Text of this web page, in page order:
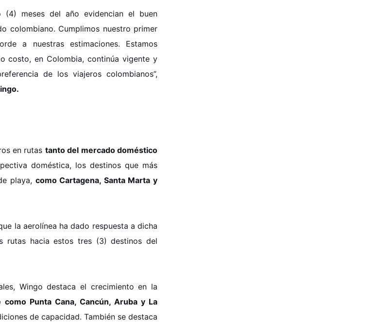
(4) meses del año evidencian el buen
colombiano. Cumplimos nuestro primer
a nuestras estimaciones. Estamos
costo, en Colombia, continúa vigente y
de los viajeros colombianos”,
en rutas tanto del mercado doméstico
doméstica, los destinos que más
playa, como Cartagena, Santa Marta y
la aerolínea ha dado respuesta a dicha
rutas hacia estos tres (3) destinos del
Wingo destaca el crecimiento en la
como Punta Cana, Cancún, Aruba y La
de capacidad. También se destaca